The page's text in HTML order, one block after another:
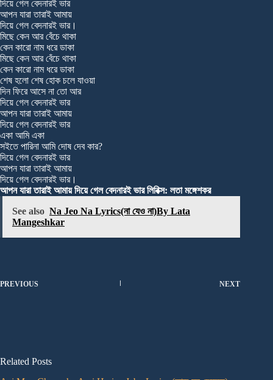
দিয়ে গেল বেদনারই ভার
আপন যারা তারাই আমায়
দিয়ে গেল বেদনারই ভার।
মিছে কেন আর বেঁচে থাকা
কেন কারো নাম ধরে ডাকা
মিছে কেন আর বেঁচে থাকা
কেন কারো নাম ধরে ডাকা
শেষ হলো শেষ হোক চলে যাওয়া
দিন ফিরে আসে না তো আর
দিয়ে গেল বেদনারই ভার
আপন যারা তারাই আমায়
দিয়ে গেল বেদনারই ভার
একা আমি একা
সইতে পারিনা আমি দোষ দেব কার?
দিয়ে গেল বেদনারই ভার
আপন যারা তারাই আমায়
দিয়ে গেল বেদনারই ভার।
আপন যারা তারাই আমায় দিয়ে গেল বেদনারই ভার লিরিক্স: লতা মঙ্গেশকর
See also Na Jeo Na Lyrics(না যেও না)By Lata
Mangeshkar
PREVIOUS NEXT
Related Posts